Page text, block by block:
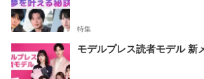
特集
モデルプレス読者モデル 新